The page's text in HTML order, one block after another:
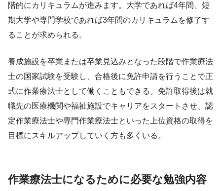
階的にカリキュラムが進みます。大学であれば4年間、短
期大学や専門学校であれば3年間のカリキュラムを修了す
ることが求められる。
養成施設を卒業または卒業見込みとなった段階で作業療法
士の国家試験を受験し、合格後に免許申請を行うことで正
式に作業療法士として働くこともできる。免許取得後は就
職先の医療機関や福祉施設でキャリアをスタートさせ、認
定作業療法士や専門作業療法士といった上位資格の取得を
目標にスキルアップしていく方も多くいる。
作業療法士になるために必要な勉強内容